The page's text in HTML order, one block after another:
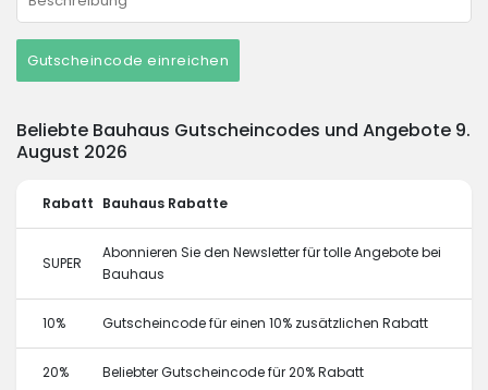
Gutscheincode einreichen
Beliebte Bauhaus Gutscheincodes und Angebote 9.
August 2026
Rabatt Bauhaus Rabatte
SUPER
Abonnieren Sie den Newsletter für tolle Angebote bei
Bauhaus
10% Gutscheincode für einen 10% zusätzlichen Rabatt
20% Beliebter Gutscheincode für 20% Rabatt